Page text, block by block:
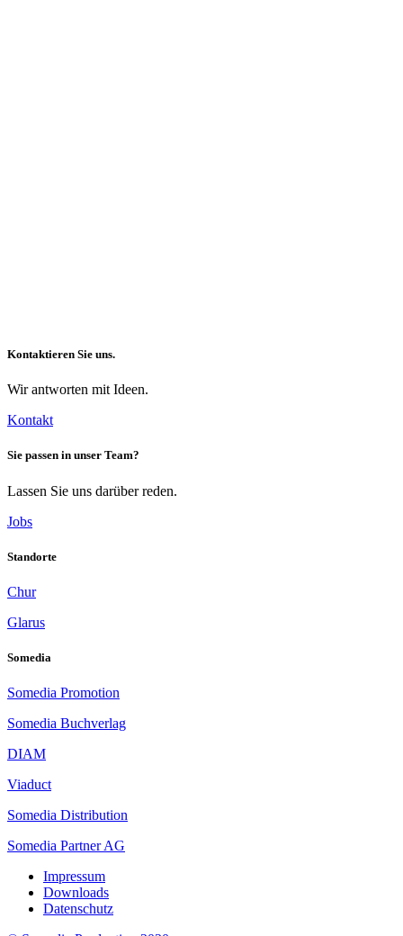
Kontaktieren Sie uns.
Wir antworten mit Ideen.
Kontakt
Sie passen in unser Team?
Lassen Sie uns darüber reden.
Jobs
Standorte
Chur
Glarus
Somedia
Somedia Promotion
Somedia Buchverlag
DIAM
Viaduct
Somedia Distribution
Somedia Partner AG
Impressum
Downloads
Datenschutz